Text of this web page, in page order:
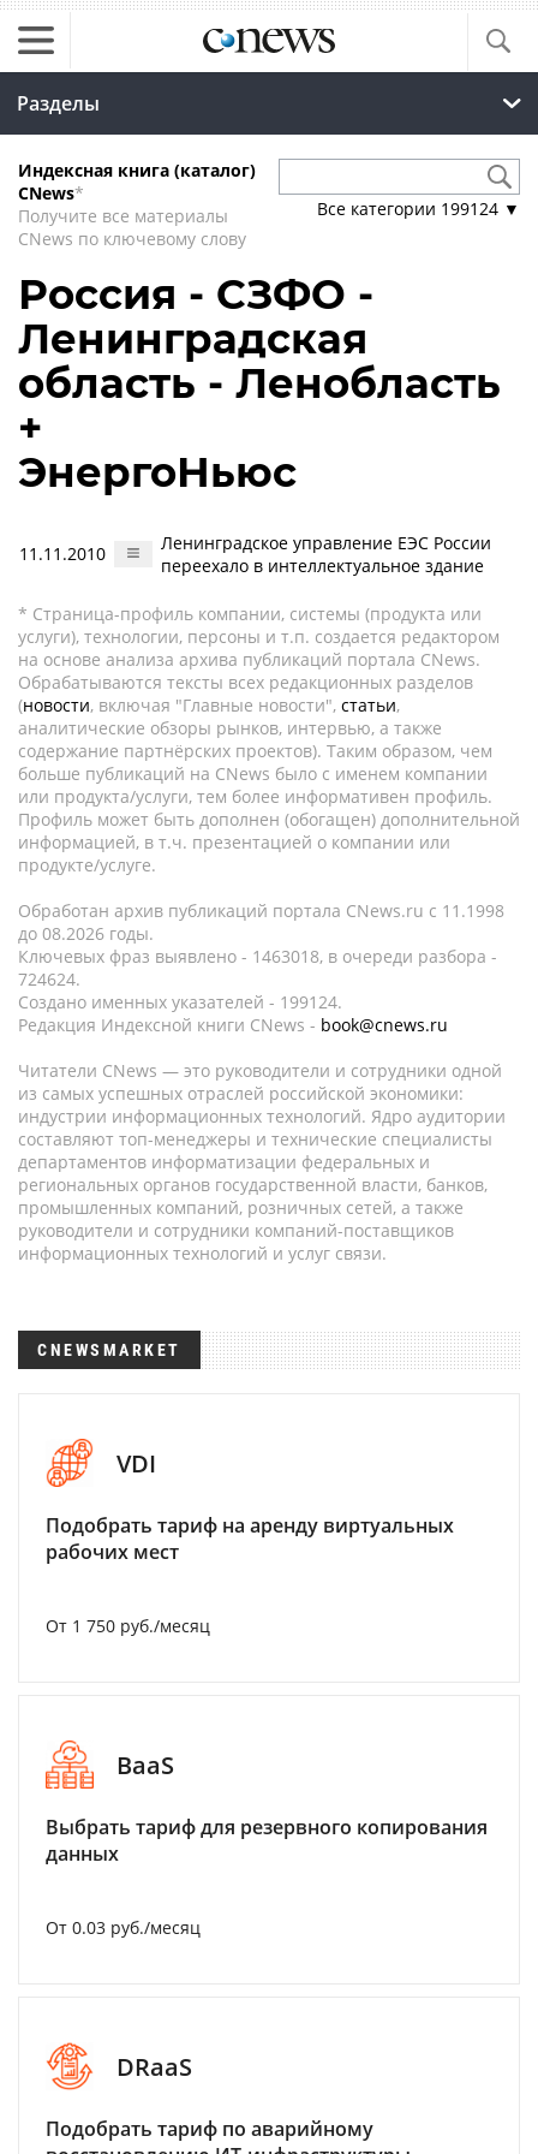
Разделы
Индексная книга (каталог)
CNews*
Получите все материалы
CNews по ключевому слову
Все категории 199124 ▼
Россия - СЗФО -
Ленинградская
область - Ленобласть
+
ЭнергоНьюс
11.11.2010
Ленинградское управление ЕЭС России
переехало в интеллектуальное здание
* Страница-профиль компании, системы (продукта или
услуги), технологии, персоны и т.п. создается редактором
на основе анализа архива публикаций портала CNews.
Обрабатываются тексты всех редакционных разделов
(новости, включая "Главные новости", статьи,
аналитические обзоры рынков, интервью, а также
содержание партнёрских проектов). Таким образом, чем
больше публикаций на CNews было с именем компании
или продукта/услуги, тем более информативен профиль.
Профиль может быть дополнен (обогащен) дополнительной
информацией, в т.ч. презентацией о компании или
продукте/услуге.
Обработан архив публикаций портала CNews.ru c 11.1998
до 08.2026 годы.
Ключевых фраз выявлено - 1463018, в очереди разбора -
724624.
Создано именных указателей - 199124.
Редакция Индексной книги CNews - book@cnews.ru
Читатели CNews — это руководители и сотрудники одной
из самых успешных отраслей российской экономики:
индустрии информационных технологий. Ядро аудитории
составляют топ-менеджеры и технические специалисты
департаментов информатизации федеральных и
региональных органов государственной власти, банков,
промышленных компаний, розничных сетей, а также
руководители и сотрудники компаний-поставщиков
информационных технологий и услуг связи.
CNEWSMARKET
VDI
Подобрать тариф на аренду виртуальных
рабочих мест
От 1 750 руб./месяц
BaaS
Выбрать тариф для резервного копирования
данных
От 0.03 руб./месяц
DRaaS
Подобрать тариф по аварийному